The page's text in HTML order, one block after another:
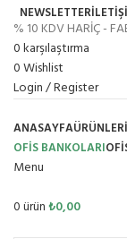
NEWSLETTER
% 10 KDV HARİÇ -
0karşılaştırma
0Wishlist
Login / Register
ANASAYFAÜRÜNLER
OFİS BANKOLARI
Menu
0ürün₺0,00